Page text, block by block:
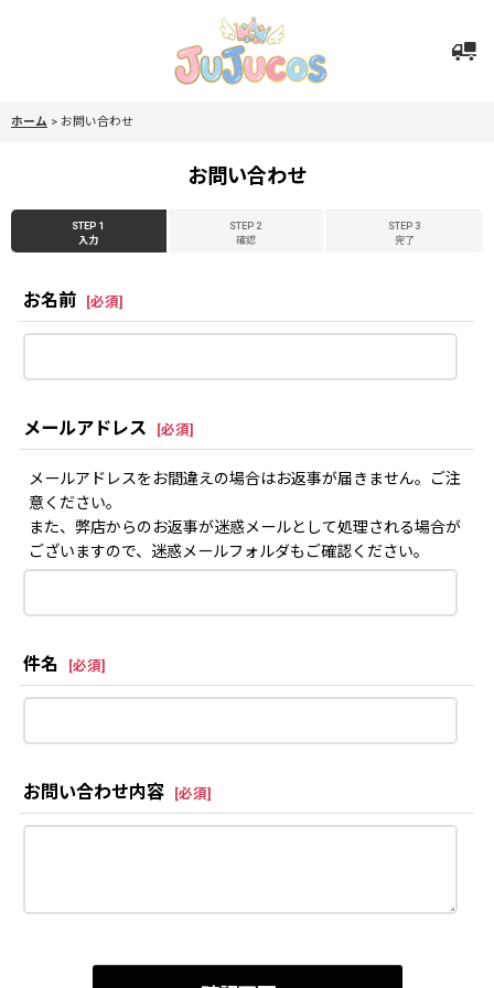
ホーム > お問い合わせ
お問い合わせ
STEP 1
入力
STEP 2
確認
STEP 3
完了
お名前 [必須]
メールアドレス [必須]
メールアドレスをお間違えの場合はお返事が届きません。ご注
意ください。
また、弊店からのお返事が迷惑メールとして処理される場合が
ございますので、迷惑メールフォルダもご確認ください。
件名 [必須]
お問い合わせ内容 [必須]